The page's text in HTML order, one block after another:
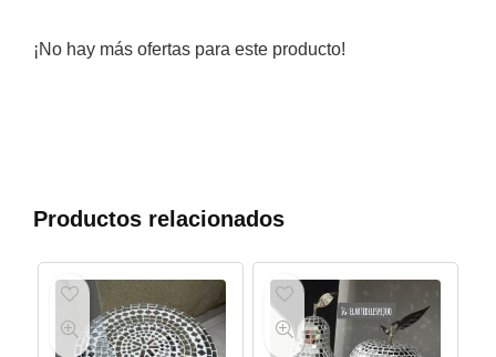
¡No hay más ofertas para este producto!
Productos relacionados